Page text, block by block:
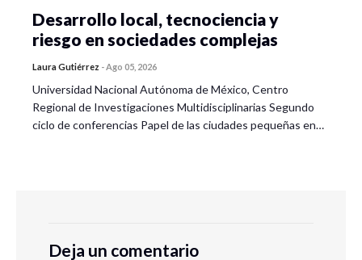
Desarrollo local, tecnociencia y
riesgo en sociedades complejas
Laura Gutiérrez -Ago 05, 2026
Universidad Nacional Autónoma de México, Centro
Regional de Investigaciones Multidisciplinarias Segundo
ciclo de conferencias Papel de las ciudades pequeñas en…
Deja un comentario